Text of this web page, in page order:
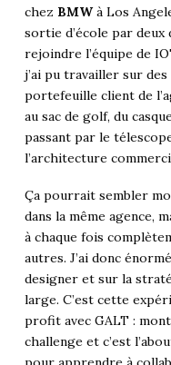
chez BMWà Los
sortie d’école par
rejoindre l’équipe de
j’ai pu travailler sur
portefeuille client de
au sac de golf, du
passant par le
l’architecture
Ça pourrait sembler
dans la même agence,
à chaque fois
autres. J’ai donc
designer et sur la
large. C’est cette
profit avec GALT :
challenge et c’est